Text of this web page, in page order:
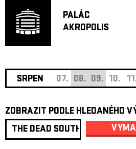
PALÁC
AKROPOLIS
SRPEN 07. 08. 09. 10.
ZOBRAZIT PODLE HLEDANÉHO